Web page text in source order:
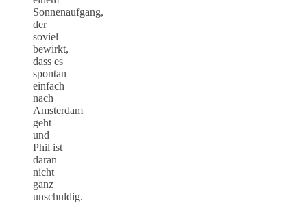
Sonnenaufgang,
der
soviel
bewirkt,
dass es
spontan
einfach
nach
Amsterdam
geht –
und
Phil ist
daran
nicht
ganz
unschuldig.